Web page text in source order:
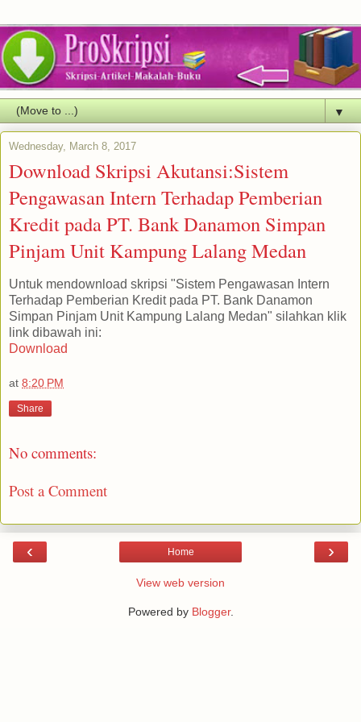
▼
Wednesday, March 8, 2017
Download Skripsi Akutansi:Sistem
Pengawasan Intern Terhadap Pemberian
Kredit pada PT. Bank Danamon Simpan
Pinjam Unit Kampung Lalang Medan
Untuk mendownload skripsi "Sistem Pengawasan Intern
Terhadap Pemberian Kredit pada PT. Bank Danamon
Simpan Pinjam Unit Kampung Lalang Medan" silahkan klik
link dibawah ini:
Download
at 8:20 PM
Share
No comments:
Post a Comment
‹ ›
Home
View web version
Powered by Blogger.